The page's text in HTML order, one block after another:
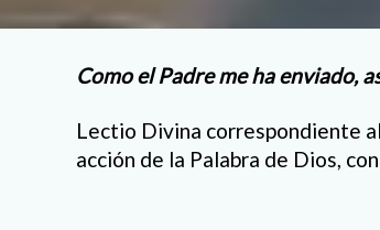
Como el Padre me ha enviado,
Lectio Divina correspondiente
acción de la Palabra de Dios,